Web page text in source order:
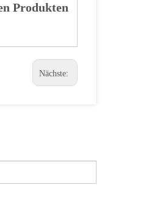
Produkten
Nächste: